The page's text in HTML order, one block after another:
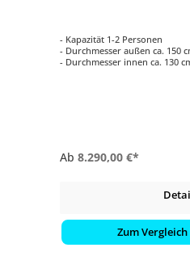
- Kapazität 1-2 Personen
- Durchmesser außen ca. 150
- Durchmesser innen ca. 130
Ab 8.290,00 €*
Zum